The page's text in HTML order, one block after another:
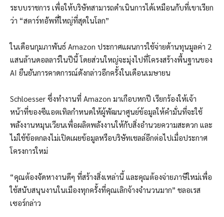
ระบบราชการ เพื่อให้บริษัทสามารถดำเนินการได้เหมือนกับที่เขาเรียก
ว่า “สตาร์ทอัพที่ใหญ่ที่สุดในโลก”
ในเดือนกุมภาพันธ์ Amazon ประกาศแผนการใช้จ่ายด้านทุนมูลค่า 2
แสนล้านดอลลาร์ในปีนี้ โดยส่วนใหญ่จะมุ่งไปที่โครงสร้างพื้นฐานของ
AI ยืนยันการคาดการณ์ดังกล่าวอีกครั้งในเดือนเมษายน
Schloesser ซึ่งทำงานที่ Amazon มาเกือบหกปี เรียกร้องให้เจ้า
หน้าที่ของซีแอตเทิลกำหนดให้ผู้พัฒนาศูนย์ข้อมูลให้คำมั่นที่จะใช้
พลังงานหมุนเวียนเพื่อผลิตพลังงานให้กับสิ่งอำนวยความสะดวก และ
ไม่ใช้ข้อตกลงไม่เปิดเผยข้อมูลหรือบริษัทเชลล์อีกต่อไปเมื่อประกาศ
โครงการใหม่
“คุณต้องจัดหางานดีๆ ที่สร้างสิ่งเหล่านี้ และคุณต้องจ่ายภาษีใหม่เพื่อ
ใช้สนับสนุนงานในเมืองทุกครั้งที่คุณเลิกจ้างจำนวนมาก” ชลอเรส
เซอร์กล่าว